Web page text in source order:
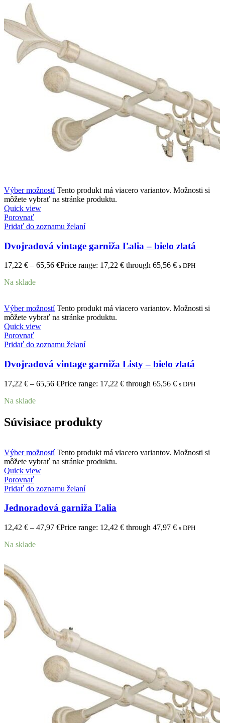
Výber možností Tento produkt má viacero variantov. Možnosti si
môžete vybrať na stránke produktu.
Quick view
Porovnať
Pridať do zoznamu želaní
Dvojradová vintage garniža Ľalia – bielo zlatá
17,22 € – 65,56 €Price range: 17,22 € through 65,56 € s DPH
Na sklade
Výber možností Tento produkt má viacero variantov. Možnosti si
môžete vybrať na stránke produktu.
Quick view
Porovnať
Pridať do zoznamu želaní
Dvojradová vintage garniža Listy – bielo zlatá
17,22 € – 65,56 €Price range: 17,22 € through 65,56 € s DPH
Na sklade
Súvisiace produkty
Výber možností Tento produkt má viacero variantov. Možnosti si
môžete vybrať na stránke produktu.
Quick view
Porovnať
Pridať do zoznamu želaní
Jednoradová garniža Ľalia
12,42 € – 47,97 €Price range: 12,42 € through 47,97 € s DPH
Na sklade